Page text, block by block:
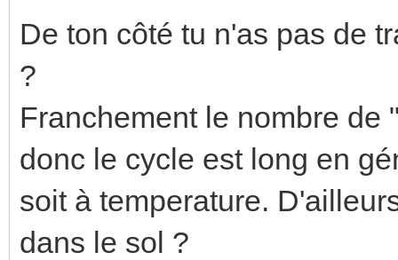
De ton côté tu n'as pas de
?
Franchement le nombre de
donc le cycle est long en
soit à temperature.
dans le sol ?